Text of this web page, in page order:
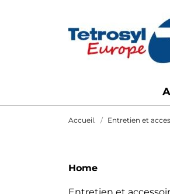
Accueil. Entretien et
Home